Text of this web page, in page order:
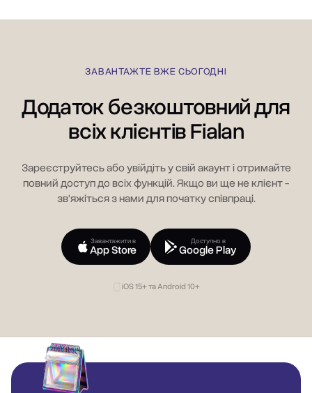
ЗАВАНТАЖТЕ ВЖЕ СЬОГОДНІ
Додаток безкоштовний для
всіх клієнтів Fialan
Зареєструйтесь або увійдіть у свій акаунт і отримайте
повний доступ до всіх функцій. Якщо ви ще не клієнт -
зв'яжіться з нами для початку співпраці.
Завантажити в
App Store
Доступно в
Google Play
iOS 15+ та Android 10+